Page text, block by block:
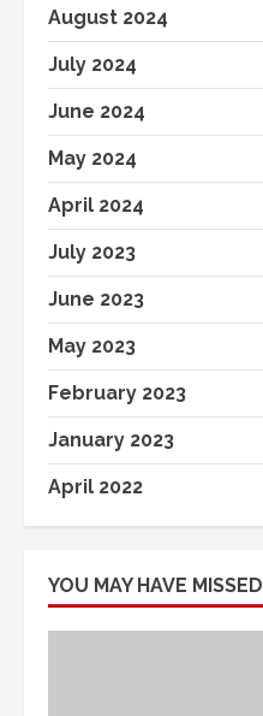
August 2024
July 2024
June 2024
May 2024
April 2024
July 2023
June 2023
May 2023
February 2023
January 2023
April 2022
YOU MAY HAVE MISSED